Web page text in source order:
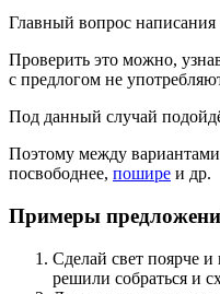
Главный вопрос
Проверить это можно,
с предлогом не
Под данный случай
Поэтому между
посвободнее, пошире и др.
Примеры
Сделай свет поярче и
решили собраться и